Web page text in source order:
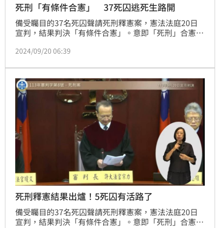
死刑「有條件合憲」 37死囚逃死生路開
備受矚目的37名死囚聲請死刑釋憲案，憲法法庭20日
宣判，結果判決「有條件合憲」。意即「死刑」合憲，
本刑為死刑部分合憲。但有8種情形，現行刑事訴訟
在2年內檢討修正。另有4種情形，死囚得依法請求檢察
總長提起非常上訴。
2024/09/20 06:39
死刑釋憲結果出爐！5死囚有活路了
備受矚目的37名死囚聲請死刑釋憲案，憲法法庭20日
宣判，結果判決「有條件合憲」。意即「死刑」合憲，